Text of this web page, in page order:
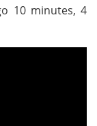
10 minutes, 4